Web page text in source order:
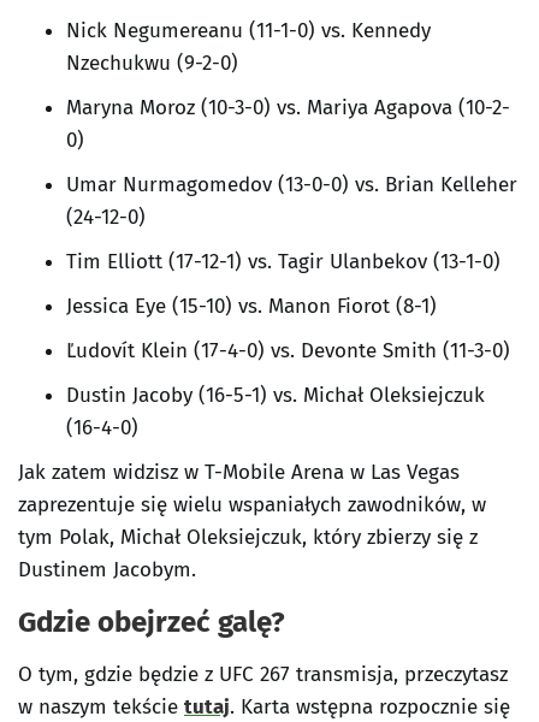
Nick Negumereanu (11-1-0) vs. Kennedy
Nzechukwu (9-2-0)
Maryna Moroz (10-3-0) vs. Mariya Agapova (10-2-
0)
Umar Nurmagomedov (13-0-0) vs. Brian Kelleher
(24-12-0)
Tim Elliott (17-12-1) vs. Tagir Ulanbekov (13-1-0)
Jessica Eye (15-10) vs. Manon Fiorot (8-1)
Ľudovít Klein (17-4-0) vs. Devonte Smith (11-3-0)
Dustin Jacoby (16-5-1) vs. Michał Oleksiejczuk
(16-4-0)
Jak zatem widzisz w T-Mobile Arena w Las Vegas
zaprezentuje się wielu wspaniałych zawodników, w
tym Polak, Michał Oleksiejczuk, który zbierzy się z
Dustinem Jacobym.
Gdzie obejrzeć galę?
O tym, gdzie będzie z UFC 267 transmisja, przeczytasz
w naszym tekście tutaj. Karta wstępna rozpocznie się